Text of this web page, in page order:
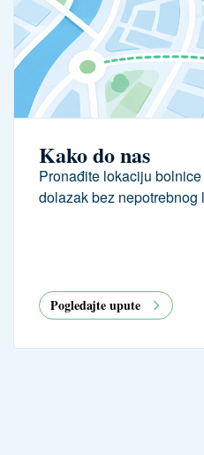
Kako do nas
Pronađite lokaciju
dolazak bez nepotrebnog
Pogledajte upute